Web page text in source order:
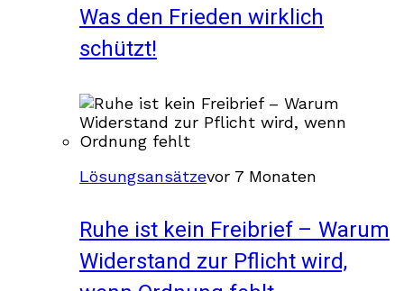
Was den Frieden wirklich
schützt!
Lösungsansätzevor 7 Monaten
Ruhe ist kein Freibrief – Warum
Widerstand zur Pflicht wird,